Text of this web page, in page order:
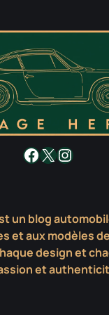
Facebook
X
un blog
et aux modèles
design et
et